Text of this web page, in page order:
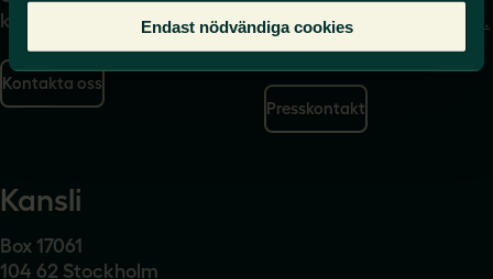
Endast nödvändiga cookies
kontaktar oss finns här.
Kontakta oss
på press@sverigeslarare.
se
Presskontakt
Kansli
Box 17061
104 62 Stockholm